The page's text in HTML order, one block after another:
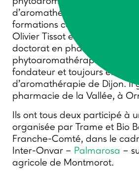
d’aromathérapie de Dijon et
formations courtes avec
Olivier Tissot est également
doctorat en pharmacie et du
phytoaromathérapie de
fondateur et toujours
d’aromathérapie de Dijon. Il
pharmacie de la Vallée, à
Ils ont tous deux participé à
organisée par Trame et Bio
Franche-Comté, dans le
Inter-Onvar – Palmarosa –
agricole de Montmorot.